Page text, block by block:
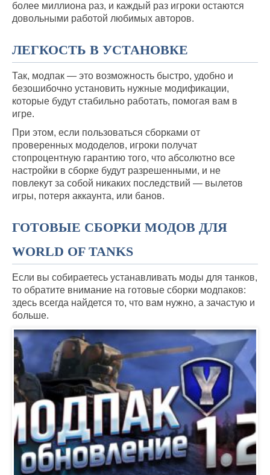
более миллиона раз, и каждый раз игроки остаются
довольными работой любимых авторов.
ЛЕГКОСТЬ В УСТАНОВКЕ
Так, модпак — это возможность быстро, удобно и
безошибочно установить нужные модификации,
которые будут стабильно работать, помогая вам в
игре.
При этом, если пользоваться сборками от
проверенных мододелов, игроки получат
стопроцентную гарантию того, что абсолютно все
настройки в сборке будут разрешенными, и не
повлекут за собой никаких последствий — вылетов
игры, потеря аккаунта, или банов.
ГОТОВЫЕ СБОРКИ МОДОВ ДЛЯ
WORLD OF TANKS
Если вы собираетесь устанавливать моды для танков,
то обратите внимание на готовые сборки модпаков:
здесь всегда найдется то, что вам нужно, а зачастую и
больше.